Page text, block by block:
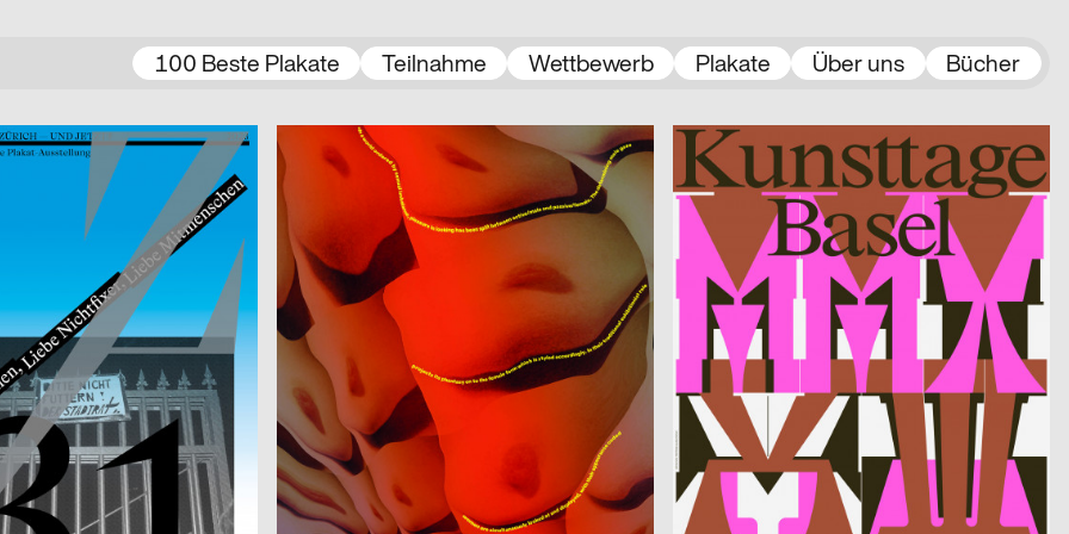
100 Beste Plakate Teilnahme Wettbewerb Plakate Über uns Bücher
CH
2023
Zürich – und jetzt?!
Linggi Annina
2023
male gaze
Stählin Alena, Tristesse CH
2023
Kunsttage Basel 2023
CH
2023
2023
Werkschau Kommunikationsdesign Hochschule Trier 2023
SMILEINITIALPLUS
2023
otto + JAJA
2023
Studio Marie Cuennet
2023
Kunsthaus Biel, Eröffnungskampagne 2023
Matthiesen Kai Damian CH
2023
Queer Underground Movement Night Party
2023
Bureau Bernklau, Kuhn Johannes
2023
PHRE Festival
Marstaller Lukas D
2023
Spector Books
D
2023
SUPERO
2023
SUPERO CH
2023